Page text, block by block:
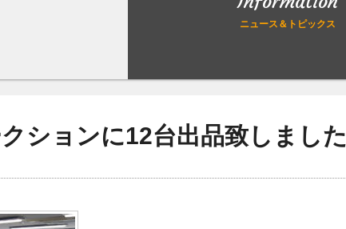
ニュース＆トピックス
ションに12台出品致しました